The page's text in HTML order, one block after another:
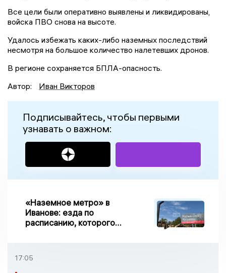
Все цели были оперативно выявлены и ликвидированы,
войска ПВО снова на высоте.
Удалось избежать каких-либо наземных последствий
несмотря на большое количество налетевших дронов.
В регионе сохраняется БПЛА-опасность.
Автор:
Иван Викторов
Подписывайтесь, чтобы первыми
узнавать о важном:
«Наземное метро» в
Иванове: езда по
расписанию, которого
17:05